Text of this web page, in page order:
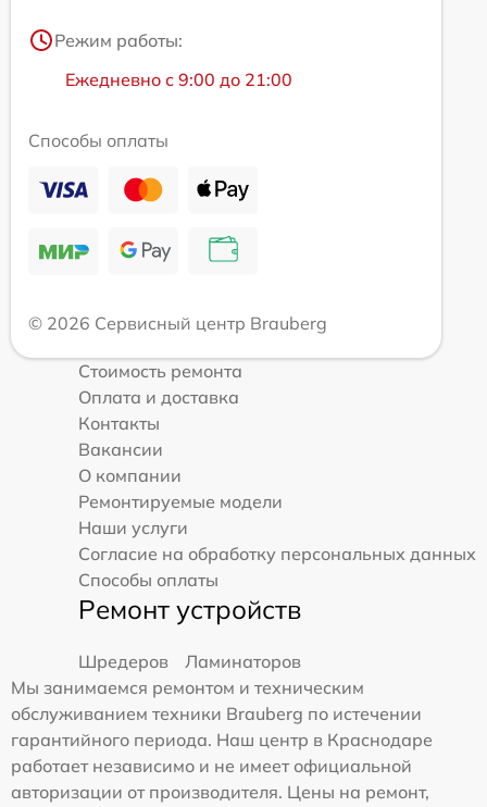
Режим работы:
Ежедневно с 9:00 до 21:00
Способы оплаты
© 2026 Сервисный центр Brauberg
Стоимость ремонта
Оплата и доставка
Контакты
Вакансии
О компании
Ремонтируемые модели
Наши услуги
Согласие на обработку персональных данных
Способы оплаты
Ремонт устройств
Шредеров
Ламинаторов
Мы занимаемся ремонтом и техническим
обслуживанием техники Brauberg по истечении
гарантийного периода. Наш центр в Краснодаре
работает независимо и не имеет официальной
авторизации от производителя. Цены на ремонт,